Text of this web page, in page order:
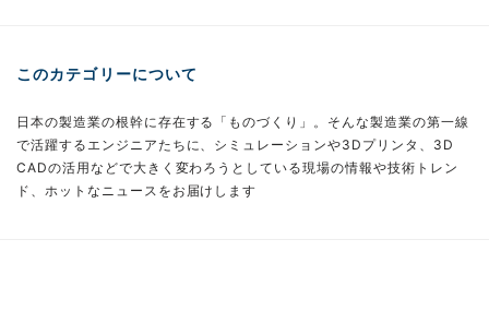
このカテゴリーについて
日本の製造業の根幹に存在する「ものづくり」。そんな製造業の第一線
で活躍するエンジニアたちに、シミュレーションや3Dプリンタ、3D
CADの活用などで大きく変わろうとしている現場の情報や技術トレン
ド、ホットなニュースをお届けします